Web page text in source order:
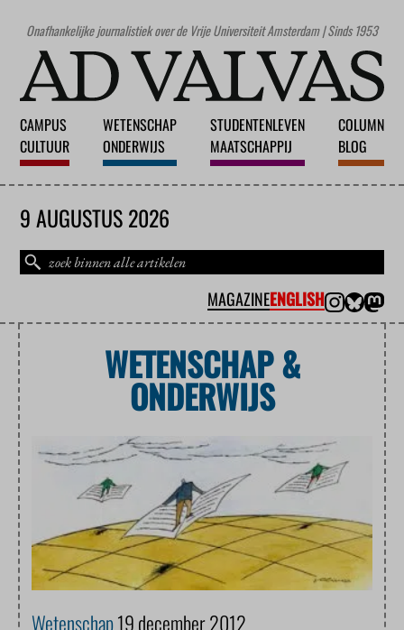
Onafhankelijke journalistiek over de Vrije Universiteit Amsterdam | Sinds 1953
CAMPUS
CULTUUR
WETENSCHAP
ONDERWIJS
STUDENTENLEVEN
MAATSCHAPPIJ
COLUMN
BLOG
9 AUGUSTUS 2026
MAGAZINEENGLISH
WETENSCHAP &
ONDERWIJS
Wetenschap19 december 2012